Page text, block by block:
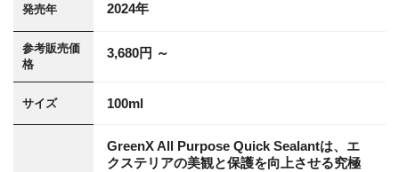
発売年 2024年
参考販売価
格
3,680円 ～
サイズ 100ml
GreenX All Purpose Quick Sealantは、エ
クステリアの美観と保護を向上させる究極